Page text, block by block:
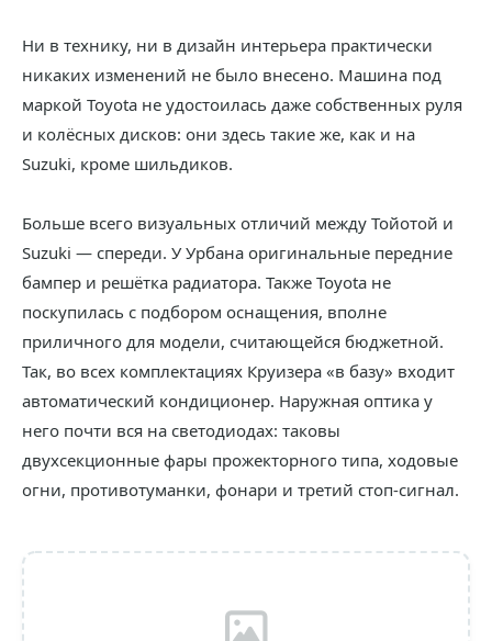
Ни в технику, ни в дизайн интерьера практически
никаких изменений не было внесено. Машина под
маркой Toyota не удостоилась даже собственных руля
и колёсных дисков: они здесь такие же, как и на
Suzuki, кроме шильдиков.
Больше всего визуальных отличий между Тойотой и
Suzuki — спереди. У Урбана оригинальные передние
бампер и решётка радиатора. Также Toyota не
поскупилась с подбором оснащения, вполне
приличного для модели, считающейся бюджетной.
Так, во всех комплектациях Круизера «в базу» входит
автоматический кондиционер. Наружная оптика у
него почти вся на светодиодах: таковы
двухсекционные фары прожекторного типа, ходовые
огни, противотуманки, фонари и третий стоп-сигнал.